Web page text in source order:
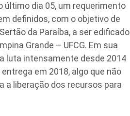
último dia 05, um requerimento
definidos, com o objetivo de
da Paraíba, a ser edificado
Grande – UFCG. Em sua
luta intensamente desde 2014
em 2018, algo que não
a liberação dos recursos para